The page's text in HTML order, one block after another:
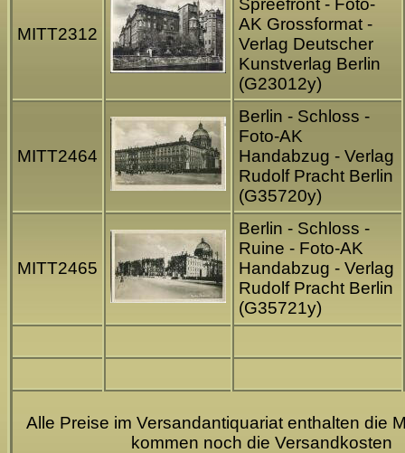
MITT2312
Spreefront - Foto-
AK Grossformat -
Verlag Deutscher
Kunstverlag Berlin
(G23012y)
MITT2464
Berlin - Schloss -
Foto-AK
Handabzug - Verlag
Rudolf Pracht Berlin
(G35720y)
MITT2465
Berlin - Schloss -
Ruine - Foto-AK
Handabzug - Verlag
Rudolf Pracht Berlin
(G35721y)
Alle Preise im Versandantiquariat enthalten die
kommen noch die Versandkosten